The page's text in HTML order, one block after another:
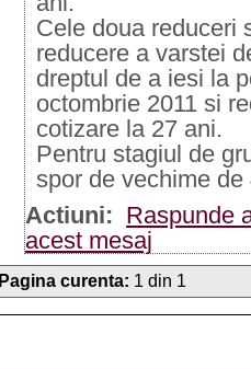
Cele doua reduceri
reducere a varstei
dreptul de a iesi la
octombrie 2011 si
cotizare la 27 ani.
Pentru stagiul de
spor de vechime
Actiuni: Raspunde
acest mesaj
Pagina curenta: 1 din 1